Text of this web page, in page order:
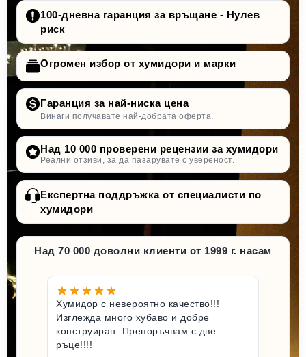
100-дневна гаранция за връщане - Нулев
риск
Огромен избор от хумидори и марки
Гаранция за най-ниска цена
Винаги получавате най-добрата оферта.
Над 10 000 проверени рецензии за хумидори
Реални отзиви, за да пазарувате с увереност.
Експертна поддръжка от специалисти по
хумидори
Над 70 000 доволни клиенти от 1999 г. насам
Хумидор с невероятно качество!!!
Изглежда много хубаво и добре
конструиран. Препоръчвам с две
ръце!!!!